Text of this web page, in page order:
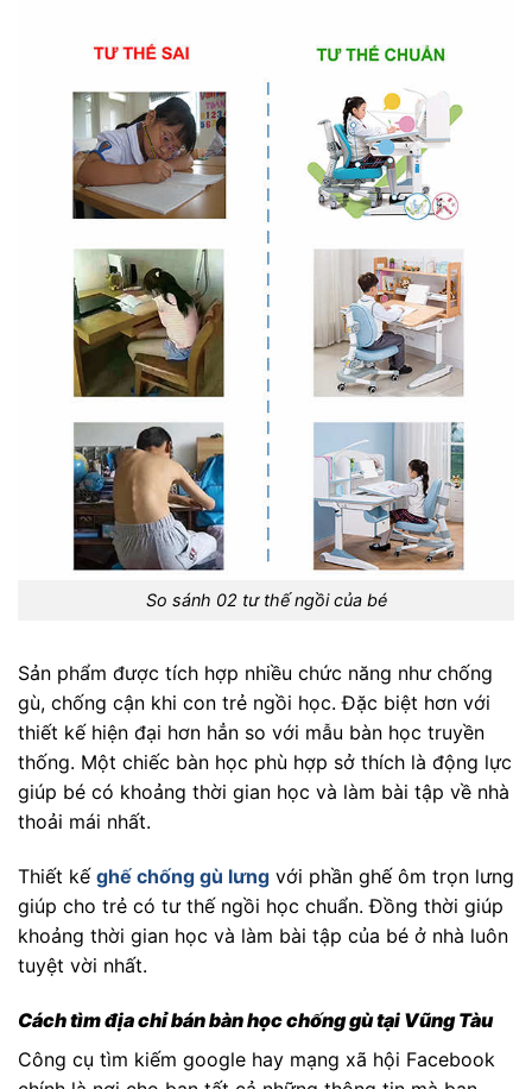
So sánh 02 tư thế ngồi của bé
Sản phẩm được tích hợp nhiều chức năng như chống
gù, chống cận khi con trẻ ngồi học. Đặc biệt hơn với
thiết kế hiện đại hơn hẳn so với mẫu bàn học truyền
thống. Một chiếc bàn học phù hợp sở thích là động lực
giúp bé có khoảng thời gian học và làm bài tập về nhà
thoải mái nhất.
Thiết kế ghế chống gù lưng với phần ghế ôm trọn lưng
giúp cho trẻ có tư thế ngồi học chuẩn. Đồng thời giúp
khoảng thời gian học và làm bài tập của bé ở nhà luôn
tuyệt vời nhất.
Cách tìm địa chỉ bán bàn học chống gù tại Vũng Tàu
Công cụ tìm kiếm google hay mạng xã hội Facebook